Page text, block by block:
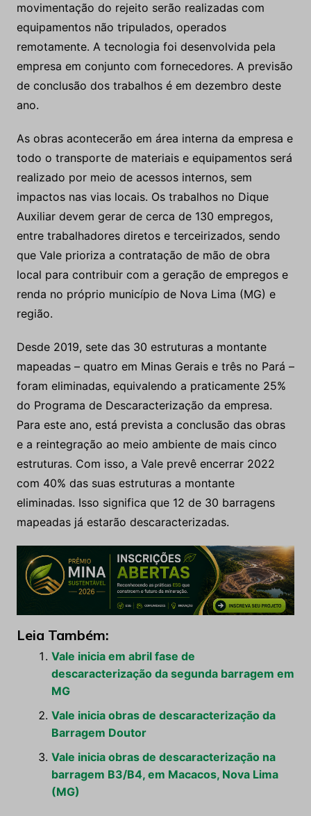
movimentação do rejeito serão realizadas com
equipamentos não tripulados, operados
remotamente. A tecnologia foi desenvolvida pela
empresa em conjunto com fornecedores. A previsão
de conclusão dos trabalhos é em dezembro deste
ano.
As obras acontecerão em área interna da empresa e
todo o transporte de materiais e equipamentos será
realizado por meio de acessos internos, sem
impactos nas vias locais. Os trabalhos no Dique
Auxiliar devem gerar de cerca de 130 empregos,
entre trabalhadores diretos e terceirizados, sendo
que Vale prioriza a contratação de mão de obra
local para contribuir com a geração de empregos e
renda no próprio município de Nova Lima (MG) e
região.
Desde 2019, sete das 30 estruturas a montante
mapeadas – quatro em Minas Gerais e três no Pará –
foram eliminadas, equivalendo a praticamente 25%
do Programa de Descaracterização da empresa.
Para este ano, está prevista a conclusão das obras
e a reintegração ao meio ambiente de mais cinco
estruturas. Com isso, a Vale prevê encerrar 2022
com 40% das suas estruturas a montante
eliminadas. Isso significa que 12 de 30 barragens
mapeadas já estarão descaracterizadas.
Leia Também:
Vale inicia em abril fase de
descaracterização da segunda barragem em
MG
Vale inicia obras de descaracterização da
Barragem Doutor
Vale inicia obras de descaracterização na
barragem B3/B4, em Macacos, Nova Lima
(MG)